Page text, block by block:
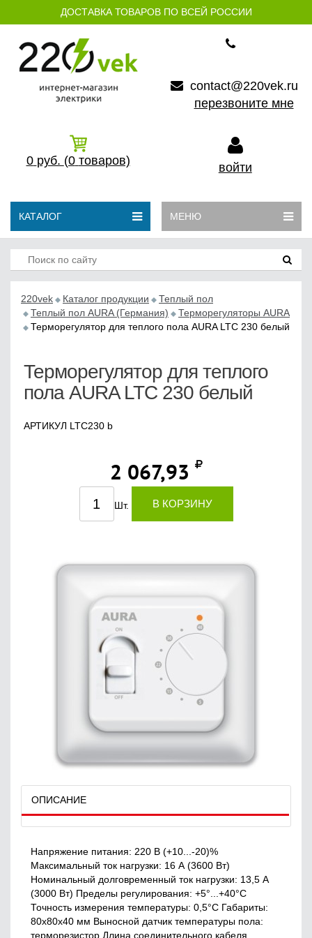
ДОСТАВКА ТОВАРОВ ПО ВСЕЙ РОССИИ
contact@220vek.ru
перезвоните мне
0 руб. (0 товаров) войти
КАТАЛОГ МЕНЮ
220vek Каталог продукции
Теплый пол
Теплый пол AURA (Германия)
Терморегуляторы AURA
Терморегулятор для теплого пола AURA LTC 230 белый
Терморегулятор для теплого
пола AURA LTC 230 белый
АРТИКУЛ LTC230 b
2 067,93
Шт. В КОРЗИНУ
ОПИСАНИЕ
Напряжение питания: 220 B (+10...-20)%
Максимальный ток нагрузки: 16 А (3600 Вт)
Номинальный долговременный ток нагрузки: 13,5 А
(3000 Вт) Пределы регулирования: +5°...+40°C
Точность измерения температуры: 0,5°C Габариты:
80х80х40 мм Выносной датчик температуры пола:
терморезистор Длина соединительного кабеля